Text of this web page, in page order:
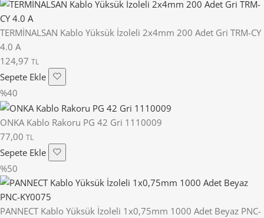
TERMİNALSAN Kablo Yüksük İzoleli 2x4mm 200 Adet Gri TRM-CY
4.0 A
124,97 TL
Sepete Ekle
%40
ONKA Kablo Rakoru PG 42 Gri 1110009
77,00 TL
Sepete Ekle
%50
PANNECT Kablo Yüksük İzoleli 1x0,75mm 1000 Adet Beyaz PNC-